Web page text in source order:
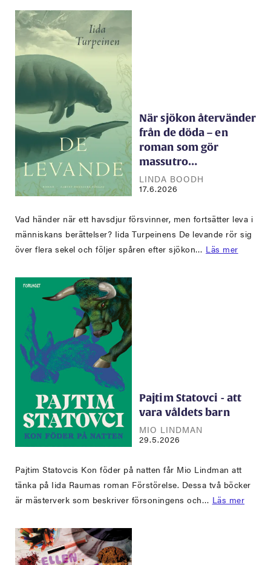
När sjökon återvänder
från de döda – en
roman som gör
massutro…
LINDA BOODH
17.6.2026
Vad händer när ett havsdjur försvinner, men fortsätter leva i
människans berättelser? Iida Turpeinens De levande rör sig
över flera sekel och följer spåren efter sjökon… Läs mer
Pajtim Statovci - att
vara våldets barn
MIO LINDMAN
29.5.2026
Pajtim Statovcis Kon föder på natten får Mio Lindman att
tänka på Iida Raumas roman Förstörelse. Dessa två böcker
är mästerverk som beskriver försoningens och… Läs mer